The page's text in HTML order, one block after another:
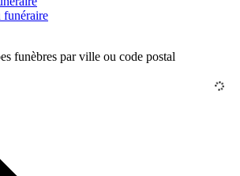
funéraire
funèbres par ville ou code postal